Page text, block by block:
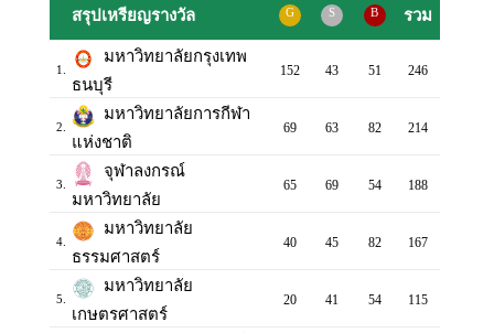
สรุปเหรียญรางวัล G S B รวม
1.
มหาวิทยาลัยกรุงเทพ
ธนบุรี
152 43 51 246
2.
มหาวิทยาลัยการกีฬา
แห่งชาติ
69 63 82 214
3.
จุฬาลงกรณ์
มหาวิทยาลัย
65 69 54 188
4.
มหาวิทยาลัย
ธรรมศาสตร์
40 45 82 167
5.
มหาวิทยาลัย
เกษตรศาสตร์
20 41 54 115